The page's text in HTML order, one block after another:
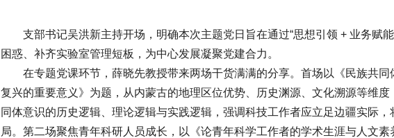
支部书记吴洪新主持开场，明确本次主题党日旨在通过“思想引领 + 业务赋
困惑、补齐实验室管理短板，为中心发展凝聚党建合力。
在专题党课环节，薛晓先教授带来两场干货满满的分享。首场以《民族共
复兴的重要意义》为题，从内蒙古的地理区位优势、历史渊源、文化溯源等维
同体意识的历史逻辑、理论逻辑与实践逻辑，强调科技工作者应立足边疆实际
局。第二场聚焦青年科研人员成长，以《论青年科学工作者的学术生涯与人文素